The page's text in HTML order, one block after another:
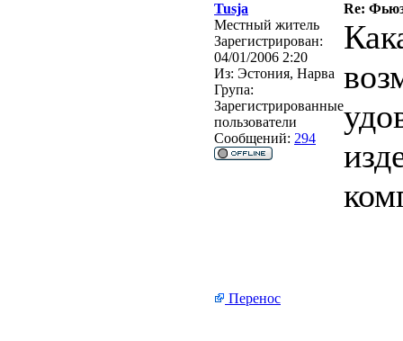
Tusja
Re:
Местный житель
Зарегистрирован:
04/01/2006 2:20
Из: Эстония, Нарва
Група:
Зарегистрированные
пользователи
Сообщений: 294
Перенос